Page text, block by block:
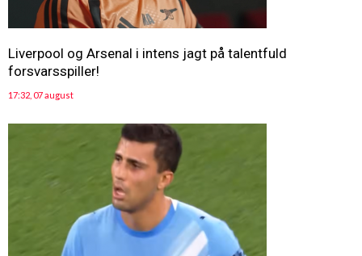
Liverpool og Arsenal i intens jagt på talentfuld
forsvarsspiller!
17:32, 07 august